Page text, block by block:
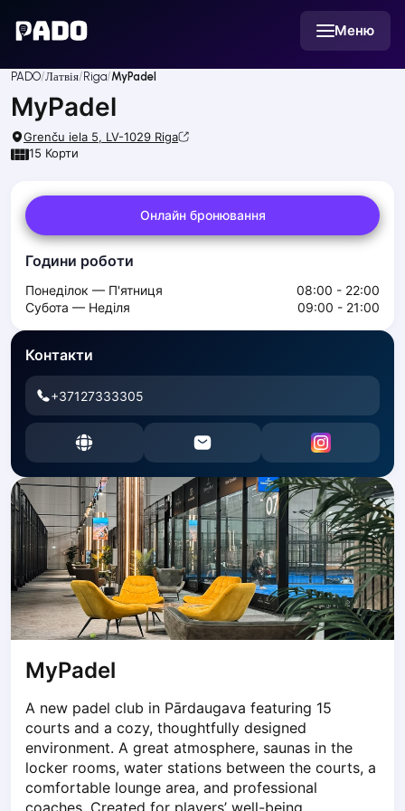
Меню
Українська
Русский
EnglishCities
Prague
Batumi
Tbilisi
Budapest
Riga
Arlamow
Bialystok
Bielsko-Biala
Bolesławiec
Bydgoszcz
Chojnice
Czestochowa
Dabrowa Gornicza
Elk
Gdansk
Gdynia
Grudziądz
Kalisz
Katowice
Katowice Area
Kielce
Krakow
Lodz
Lublin
Nowy Sącz
Olsztyn
Opole
PADO Латвія Riga MyPadel
MyPadel
Grenču iela 5, LV-1029 Riga
15 Корти
MyPadel
A new padel club in Pārdaugava featuring 15
courts and a cozy, thoughtfully designed
environment. A great atmosphere, saunas in the
locker rooms, water stations between the courts, a
comfortable lounge area, and professional
coaches. Created for players’ well-being.
Онлайн бронювання
Години роботи
Понеділок — П'ятниця
08:00 - 22:00
Субота — Неділя
09:00 - 21:00
Контакти
+37127333305